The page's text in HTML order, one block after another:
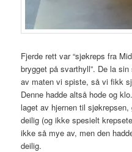
Fjerde rett var “sjøkreps fra
brygget på svarthyll”. De la
av maten vi spiste, så vi fikk
Denne hadde altså hode og
laget av hjernen til
deilig (og ikke spesielt
ikke så mye av, men den
deilig.